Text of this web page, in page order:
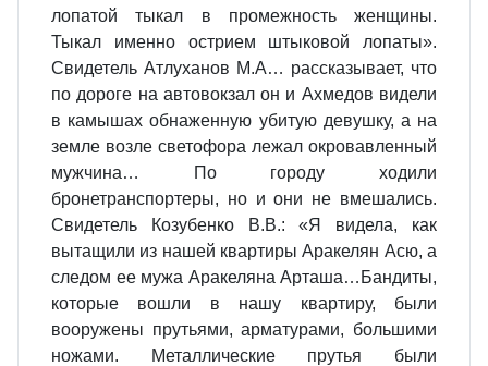
лопатой тыкал в промежность женщины.
Тыкал именно острием штыковой лопаты».
Свидетель Атлуханов М.А… рассказывает, что
по дороге на автовокзал он и Ахмедов видели
в камышах обнаженную убитую девушку, а на
земле возле светофора лежал окровавленный
мужчина… По городу ходили
бронетранспортеры, но и они не вмешались.
Свидетель Козубенко В.В.: «Я видела, как
вытащили из нашей квартиры Аракелян Асю, а
следом ее мужа Аракеляна Арташа…Бандиты,
которые вошли в нашу квартиру, были
вооружены прутьями, арматурами, большими
ножами. Металлические прутья были